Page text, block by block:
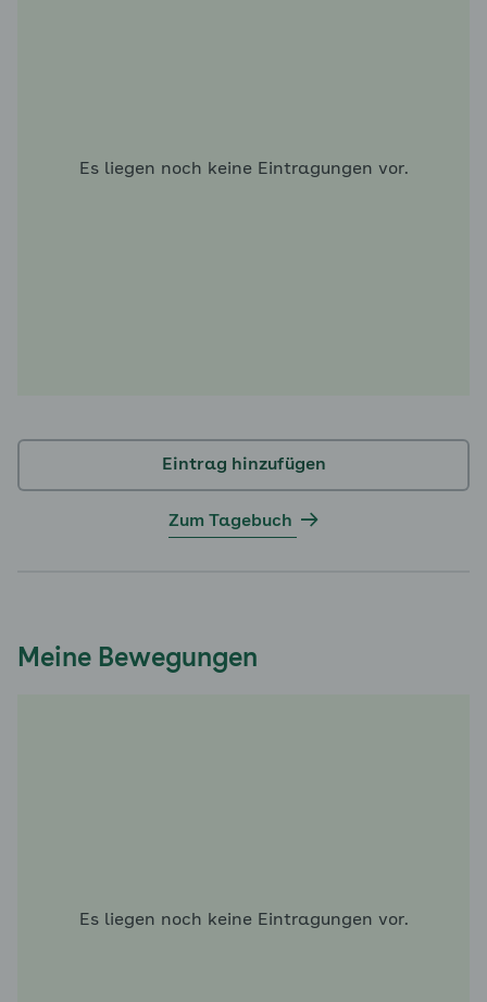
Es liegen noch keine Eintragungen vor.
Eintrag hinzufügen
Zum Tagebuch
Meine Bewegungen
Es liegen noch keine Eintragungen vor.